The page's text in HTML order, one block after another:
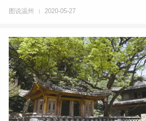
图说温州 2020-05-27